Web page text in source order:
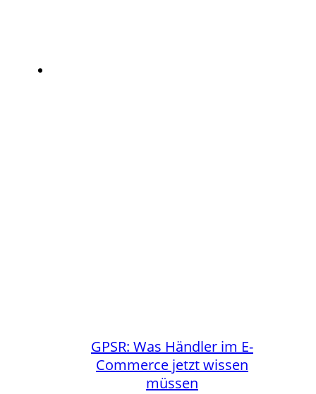
GPSR: Was Händler im E-
Commerce jetzt wissen
müssen